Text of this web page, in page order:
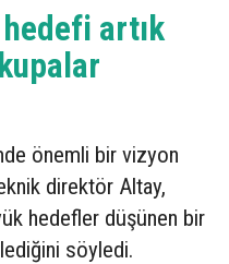
hedefi artık
önemli bir vizyon
direktör Altay,
hedefler düşünen bir
söyledi.